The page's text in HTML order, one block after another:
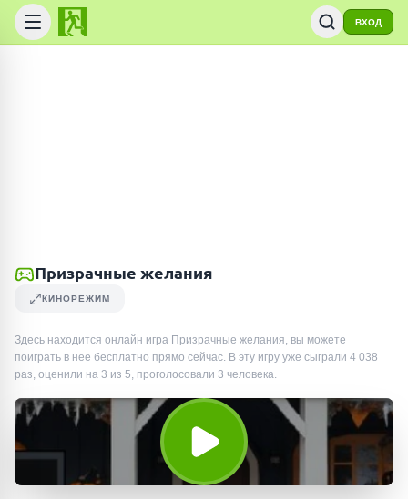
ВХОД
Призрачные желания
КИНОРЕЖИМ
Здесь находится онлайн игра Призрачные желания, вы можете
поиграть в нее бесплатно прямо сейчас. В эту игру уже сыграли 4 038
раз, оценили на 3 из 5, проголосовали 3 человека.